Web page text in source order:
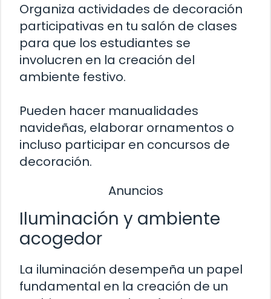
Organiza actividades de decoración
participativas en tu salón de clases
para que los estudiantes se
involucren en la creación del
ambiente festivo.
Pueden hacer manualidades
navideñas, elaborar ornamentos o
incluso participar en concursos de
decoración.
Anuncios
Iluminación y ambiente
acogedor
La iluminación desempeña un papel
fundamental en la creación de un